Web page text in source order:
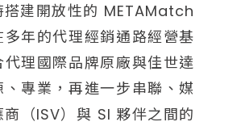
搭建開放性的 METAMatch
年的代理經銷通路經營基
理國際品牌原廠與佳世達
專業，再進一步串聯、媒
（ISV）與 SI 夥伴之間的